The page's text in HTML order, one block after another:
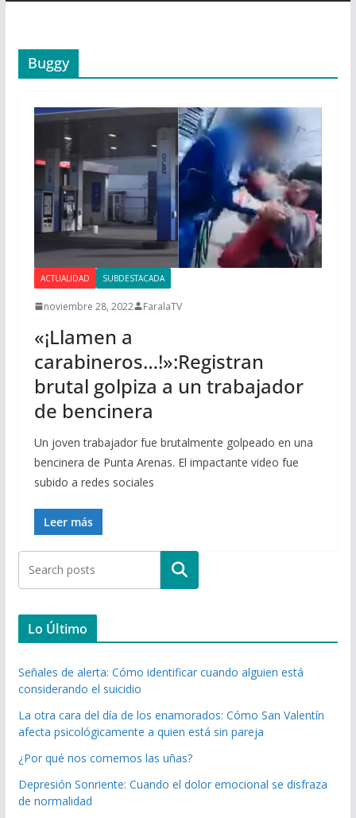
Buggy
ACTUALIDAD SUBDESTACADA
noviembre 28, 2022 FaralaTV
«¡Llamen a
carabineros…!»:Registran
brutal golpiza a un trabajador
de bencinera
Un joven trabajador fue brutalmente golpeado en una
bencinera de Punta Arenas. El impactante video fue
subido a redes sociales
Leer más
Buscar
Lo Último
Señales de alerta: Cómo identificar cuando alguien está
considerando el suicidio
La otra cara del día de los enamorados: Cómo San Valentín
afecta psicológicamente a quien está sin pareja
¿Por qué nos comemos las uñas?
Depresión Sonriente: Cuando el dolor emocional se disfraza
de normalidad